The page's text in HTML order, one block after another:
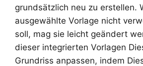
grundsätzlich neu zu erstellen.
ausgewählte Vorlage nicht
soll, mag sie leicht geändert
dieser integrierten Vorlagen
Grundriss anpassen, indem